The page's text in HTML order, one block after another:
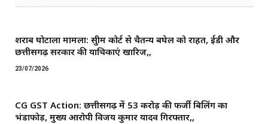
शराब घोटाला मामला: सुप्रीम कोर्ट से चैतन्य बघेल को राहत, ईडी और
छत्तीसगढ़ सरकार की याचिकाएं खारिज,,
23/07/2026
CG GST Action: छत्तीसगढ़ में 53 करोड़ की फर्जी बिलिंग का
भंडाफोड़, मुख्य आरोपी विजय कुमार यादव गिरफ्तार,,